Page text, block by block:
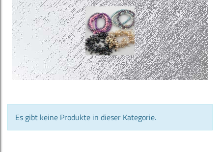
Es gibt keine Produkte in dieser Kategorie.